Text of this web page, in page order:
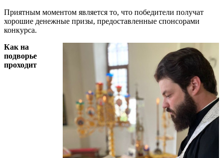
Приятным моментом является то, что победители получат
хорошие денежные призы, предоставленные спонсорами
конкурса.
Как на
подворье
проходит